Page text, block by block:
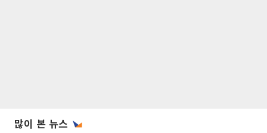
많이 본 뉴스